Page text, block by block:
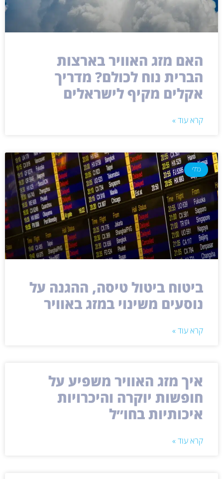
האם מזג האוויר בארצות
הברית נוח לכולם? מדריך
אקלים מקיף לישראלים
קרא עוד »
כללי
ביטוח ביטול טיסה, ההגנה על
נוסעים משינוי במזג באוויר
קרא עוד »
איך מזג האוויר משפיע על
חופשות יוקרה והיכרויות
איכותיות בחו״ל
קרא עוד »